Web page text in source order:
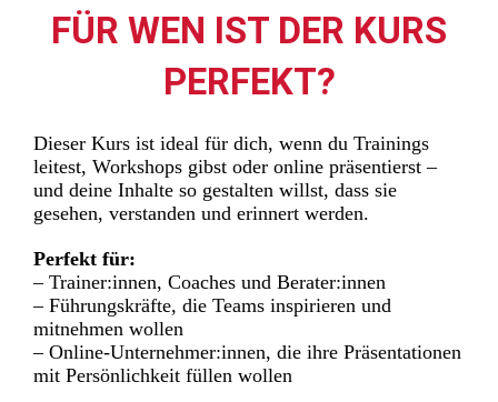
FÜR WEN IST DER KURS
PERFEKT?
Dieser Kurs ist ideal für dich, wenn du Trainings
leitest, Workshops gibst oder online präsentierst –
und deine Inhalte so gestalten willst, dass sie
gesehen, verstanden und erinnert werden.
Perfekt für:
– Trainer:innen, Coaches und Berater:innen
– Führungskräfte, die Teams inspirieren und
mitnehmen wollen
– Online-Unternehmer:innen, die ihre Präsentationen
mit Persönlichkeit füllen wollen